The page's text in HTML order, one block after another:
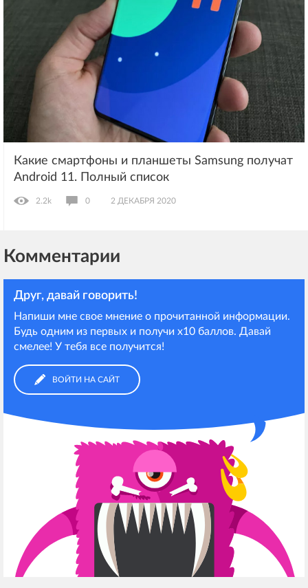
Какие смартфоны и планшеты Samsung получат
Android 11. Полный список
2.2k 0 2 ДЕКАБРЯ 2020
Комментарии
Друг, давай говорить!
Напиши мне свое мнение о прочитанной информации.
Будь одним из первых и получи х10 баллов. Давай
смелее! У тебя все получится!
ВОЙТИ НА САЙТ